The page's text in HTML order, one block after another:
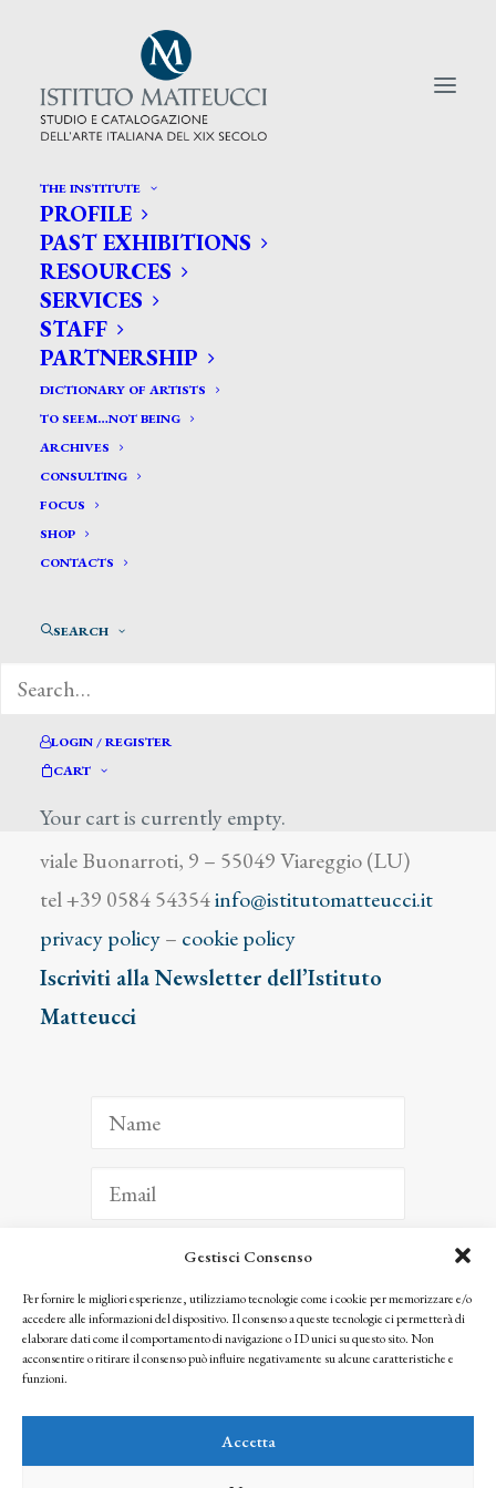
Gestisci Consenso
Per fornire le migliori esperienze, utilizziamo tecnologie come i cookie per memorizzare e/o
accedere alle informazioni del dispositivo. Il consenso a queste tecnologie ci permetterà di
elaborare dati come il comportamento di navigazione o ID unici su questo sito. Non
acconsentire o ritirare il consenso può influire negativamente su alcune caratteristiche e
funzioni.
Accetta
THE INSTITUTE
PROFILE
PAST EXHIBITIONS
RESOURCES
SERVICES
STAFF
PARTNERSHIP
DICTIONARY OF ARTISTS
TO SEEM…NOT BEING
ARCHIVES
CONSULTING
FOCUS
SHOP
CONTACTS
SEARCH
LOGIN / REGISTER
CART
Your cart is currently empty.
CERCA TRA GLI ARTISTI:
Search
for:
Girscher Bernardo Moritz
Istituto Matteucci
viale Buonarroti, 9 – 55049 Viareggio (LU)
tel +39 0584 54354info@istitutomatteucci.it
privacy policy– cookie policy
Iscriviti alla Newsletter dell’Istituto
Matteucci
ISCRIVITI
Facendo clic per iscriverti, riconosci che le tue informazioni saranno trattate
seguendo la nostra Privacy Policy
© 2025 Istituto Matteucci. All right reserved
l’autorizzazione scritta dei proprietari dei diritti e dell’Istituto Matteucci